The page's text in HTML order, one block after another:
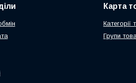
Карта
Категорії
Групи